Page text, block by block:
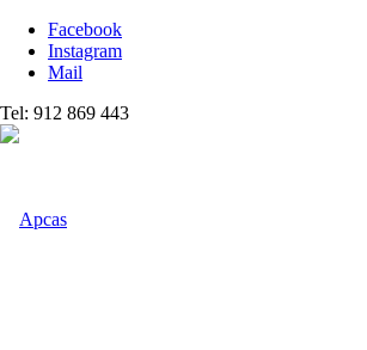
Facebook
Instagram
Mail
Tel: 912 869 443